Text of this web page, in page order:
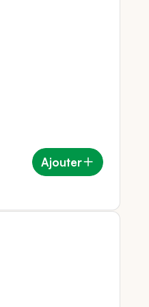
Ajouter